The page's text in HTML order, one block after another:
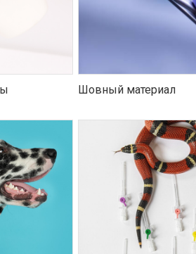
Шовный материал